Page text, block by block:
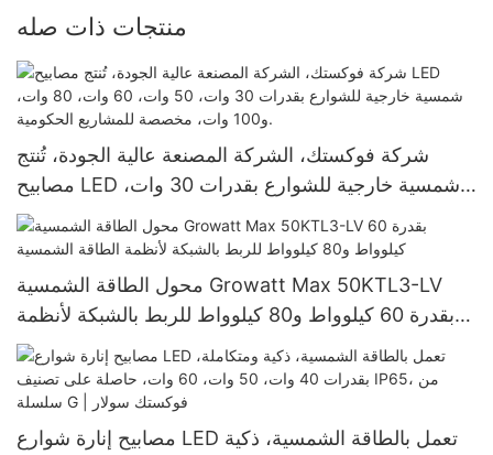
منتجات ذات صله
شركة فوكستك، الشركة المصنعة عالية الجودة، تُنتج
مصابيح LED شمسية خارجية للشوارع بقدرات 30 وات،
50 وات، 60 وات، 80 وات، و100 وات، مخصصة
محول الطاقة الشمسية Growatt Max 50KTL3-LV
بقدرة 60 كيلوواط و80 كيلوواط للربط بالشبكة لأنظمة
الطاقة الشمسية
مصابيح إنارة شوارع LED تعمل بالطاقة الشمسية، ذكية